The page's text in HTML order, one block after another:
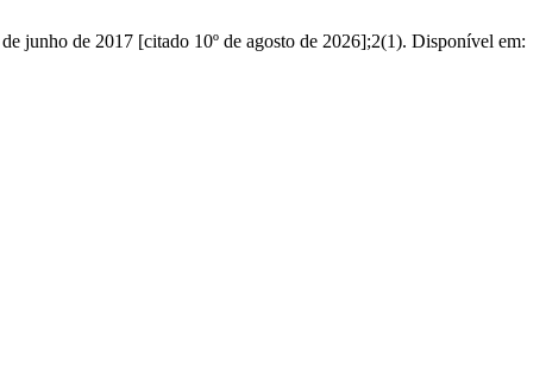
junho de 2017 [citado 10º de agosto de 2026];2(1). Disponível em: